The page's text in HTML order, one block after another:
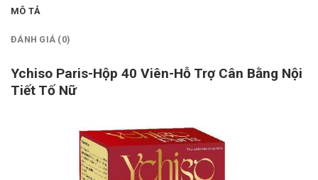
MÔ TẢ
ĐÁNH GIÁ (0)
Ychiso Paris-Hộp 40 Viên-Hỗ Trợ Cân Bằng Nội
Tiết Tố Nữ